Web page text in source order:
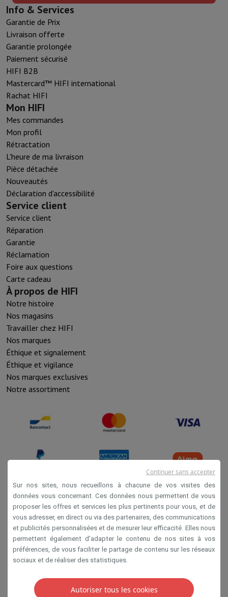
Info & Services
Garantie de Prix
Livraison offerte
Garantie prolongée
Paiement sécurisé
HIFI B2B
Mastercard™ HIFI international
Rachat HIFI
Mon HIFI
Mes commandes
Mon profil
Rétractation
L'heure de ma livraison
Pièce détachée
Nouveautés
Déclaration d'accessibilité
Service client
Service client
Réparation
Garantie
Réclamation
Foire aux questions
Carte cadeau
À propos de HIFI
Notre histoire
Nos magasins
Travailler chez HIFI
Nos marques
Éthique et signalement
Éthique et vigilance
Nos marques exclusives
Notre assortiment
Conditions de vente
Privacy
Disclaimer
Cookies
SA HIFI international 2 Rue Läiteschbaach, 5324
Sur nos sites, nous recueillons à chacune de vos visites des
données vous concernant. Ces données nous permettent de vous
proposer les offres et services les plus pertinents pour vous, et de
vous adresser, en direct ou via des partenaires, des communications
et publicités personnalisées et de mesurer leur efficacité. Elles nous
permettent également d’adapter le contenu de nos sites à vos
préférences, de vous faciliter le partage de contenu sur les réseaux
sociaux et de réaliser des statistiques.
Autoriser tous les cookies
Continuer sans accepter